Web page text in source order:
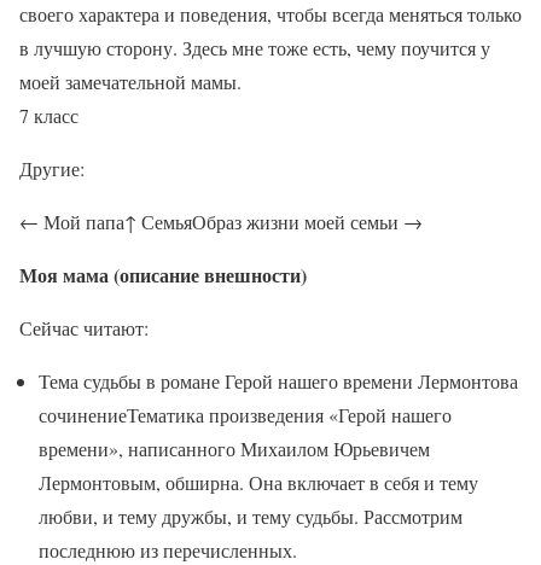
своего характера и поведения, чтобы всегда меняться только
в лучшую сторону. Здесь мне тоже есть, чему поучится у
моей замечательной мамы.
7 класс
Другие:
← Мой папа↑ СемьяОбраз жизни моей семьи →
Моя мама (описание внешности)
Сейчас читают:
Тема судьбы в романе Герой нашего времени Лермонтова
сочинениеТематика произведения «Герой нашего
времени», написанного Михаилом Юрьевичем
Лермонтовым, обширна. Она включает в себя и тему
любви, и тему дружбы, и тему судьбы. Рассмотрим
последнюю из перечисленных.